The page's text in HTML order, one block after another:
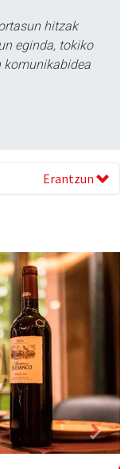
hitzak
eginda, tokiko
komunikabidea
Erantzun
Next